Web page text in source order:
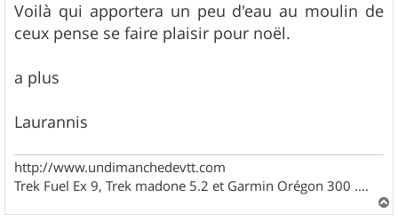
Voilà qui apportera un peu d'eau au moulin de
ceux pense se faire plaisir pour noël.
a plus
Laurannis
http://www.undimanchedevtt.com
Trek Fuel Ex 9, Trek madone 5.2 et Garmin Orégon 300 ....
a